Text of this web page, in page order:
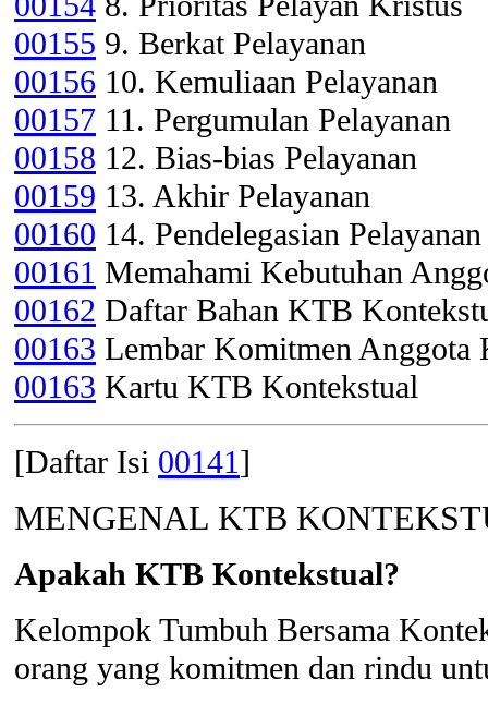
00155 9. Berkat Pelayanan
00156 10. Kemuliaan Pelayanan
00157 11. Pergumulan Pelayanan
00158 12. Bias-bias Pelayanan
00159 13. Akhir Pelayanan
00160 14. Pendelegasian Pelayanan
00161 Memahami Kebutuhan
00162 Daftar Bahan KTB
00163 Lembar Komitmen
00163 Kartu KTB Kontekstual
[Daftar Isi 00141]
MENGENAL KTB
Apakah KTB Kontekstual?
Kelompok Tumbuh Bersama
orang yang komitmen dan rindu